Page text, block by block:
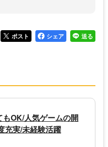
ポスト シェア 送る
OK/人気ゲームの開
充実/未経験活躍